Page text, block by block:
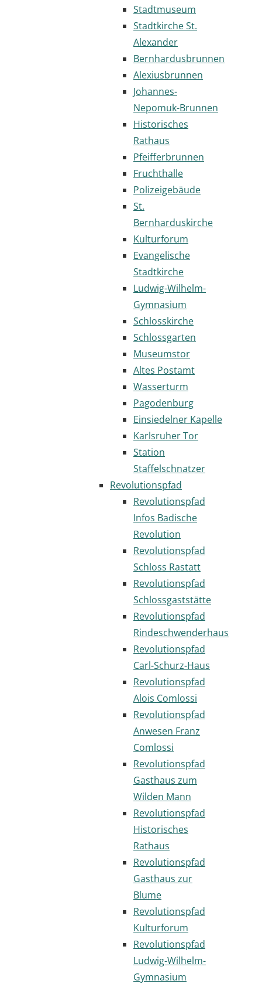
Stadtmuseum
Stadtkirche St.
Alexander
Bernhardusbrunnen
Alexiusbrunnen
Johannes-
Nepomuk-Brunnen
Historisches
Rathaus
Pfeifferbrunnen
Fruchthalle
Polizeigebäude
St.
Bernharduskirche
Kulturforum
Evangelische
Stadtkirche
Ludwig-Wilhelm-
Gymnasium
Schlosskirche
Schlossgarten
Museumstor
Altes Postamt
Wasserturm
Pagodenburg
Einsiedelner Kapelle
Karlsruher Tor
Station
Staffelschnatzer
Revolutionspfad
Revolutionspfad
Infos Badische
Revolution
Revolutionspfad
Schloss Rastatt
Revolutionspfad
Schlossgaststätte
Revolutionspfad
Rindeschwenderhaus
Revolutionspfad
Carl-Schurz-Haus
Revolutionspfad
Alois Comlossi
Revolutionspfad
Anwesen Franz
Comlossi
Revolutionspfad
Gasthaus zum
Wilden Mann
Revolutionspfad
Historisches
Rathaus
Revolutionspfad
Gasthaus zur
Blume
Revolutionspfad
Kulturforum
Revolutionspfad
Ludwig-Wilhelm-
Gymnasium